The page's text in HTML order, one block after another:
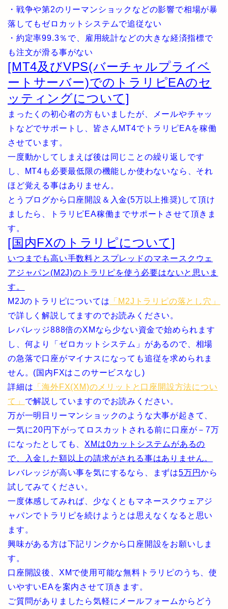
・戦争や第2のリーマンショックなどの影響で相場が暴
落してもゼロカットシステムで追従ない
・約定率99.3％で、雇用統計などの大きな経済指標で
も注文が滑る事がない
[MT4及びVPS(バーチャルプライベ
ートサーバー)でのトラリピEAのセ
ッティングについて]
まったくの初心者の方もいましたが、メールやチャッ
トなどでサポートし、皆さんMT4でトラリピEAを稼働
させています。
一度動かしてしまえば後は同じことの繰り返しです
し、MT4も必要最低限の機能しか使わないなら、それ
ほど覚える事はありません。
とうブログから口座開設＆入金(5万以上推奨)して頂け
ましたら、トラリピEA稼働までサポートさせて頂きま
す。
[国内FXのトラリピについて]
いつまでも高い手数料とスプレッドのマネースクウェ
アジャパン(M2J)のトラリピを使う必要はないと思いま
す。
M2Jのトラリピについては 「M2Jトラリピの落とし穴」
で詳しく解説してますのでお読みください。
レバレッジ888倍のXMなら少ない資金で始められます
し、何より「ゼロカットシステム」があるので、相場
の急落で口座がマイナスになっても追従を求められま
せん。(国内FXはこのサービスなし)
詳細は 「海外FX(XM)のメリットと口座開設方法につい
て」 で解説していますのでお読みください。
万が一明日リーマンショックのような大事が起きて、
一気に20円下がってロスカットされる前に口座が－7万
になったとしても、 XMは0カットシステムがあるの
で、入金した額以上の請求がされる事はありません。
レバレッジが高い事を気にするなら、まずは5万円から
試してみてください。
一度体感してみれば、少なくともマネースクウェアジ
ャパンでトラリピを続けようとは思えなくなると思い
ます。
興味がある方は下記リンクから口座開設をお願いしま
す。
口座開設後、XMで使用可能な無料トラリピのうち、使
いやすいEAを案内させて頂きます。
ご質問がありましたら気軽にメールフォームからどう